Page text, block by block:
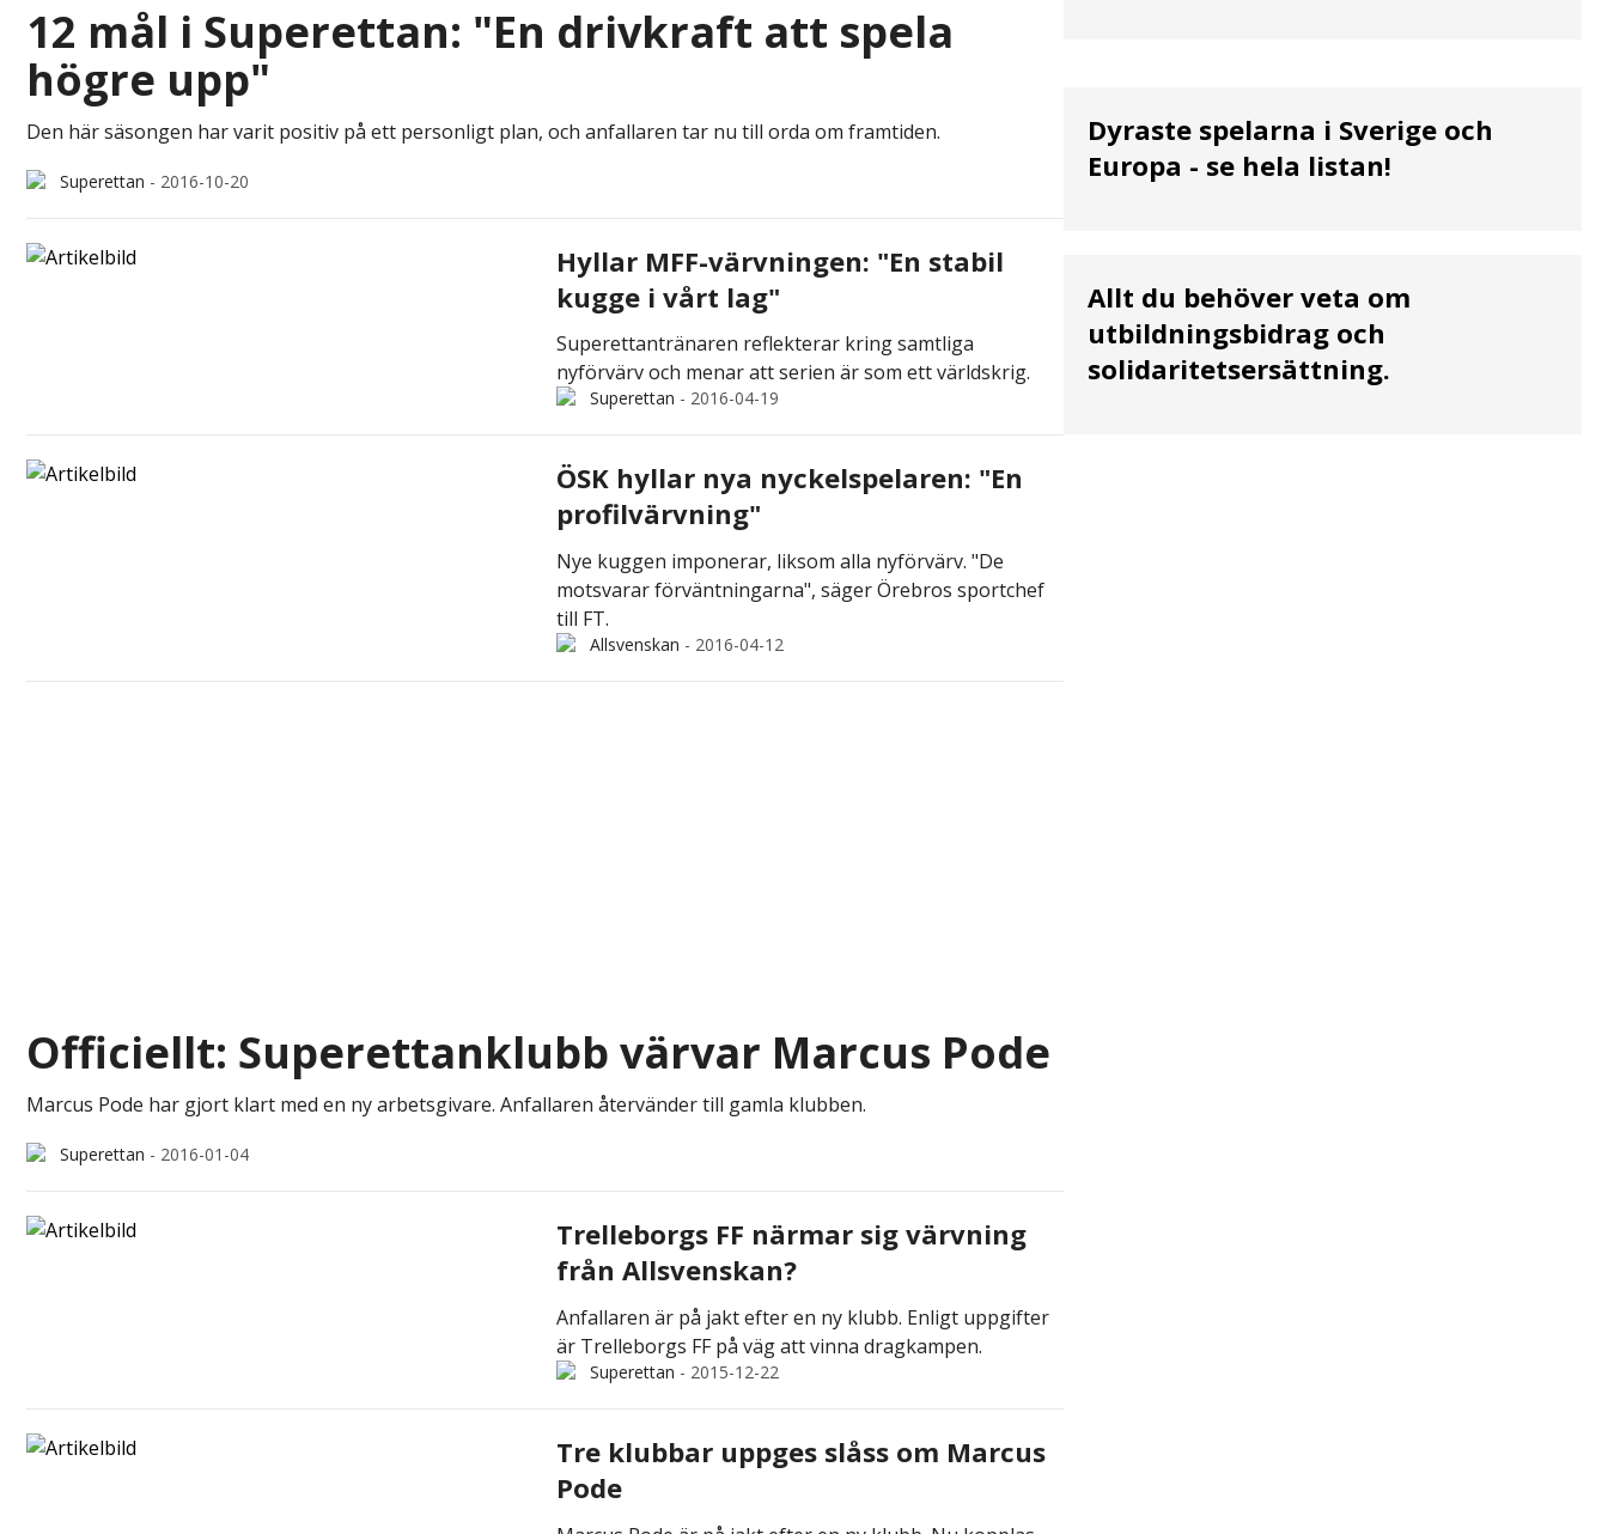
12 mål i Superettan: "En drivkraft att spela
högre upp"
Den här säsongen har varit positiv på ett personligt plan, och anfallaren tar nu till orda om framtiden.
Superettan - 2016-10-20
Hyllar MFF-värvningen: "En stabil
kugge i vårt lag"
Superettantränaren reflekterar kring samtliga
nyförvärv och menar att serien är som ett världskrig.
Superettan - 2016-04-19
ÖSK hyllar nya nyckelspelaren: "En
profilvärvning"
Nye kuggen imponerar, liksom alla nyförvärv. "De
motsvarar förväntningarna", säger Örebros sportchef
till FT.
Allsvenskan - 2016-04-12
Officiellt: Superettanklubb värvar Marcus Pode
Marcus Pode har gjort klart med en ny arbetsgivare. Anfallaren återvänder till gamla klubben.
Superettan - 2016-01-04
Trelleborgs FF närmar sig värvning
från Allsvenskan?
Anfallaren är på jakt efter en ny klubb. Enligt uppgifter
är Trelleborgs FF på väg att vinna dragkampen.
Superettan - 2015-12-22
Tre klubbar uppges slåss om Marcus
Pode
Dyraste spelarna i Sverige och
Europa - se hela listan!
Allt du behöver veta om
utbildningsbidrag och
solidaritetsersättning.